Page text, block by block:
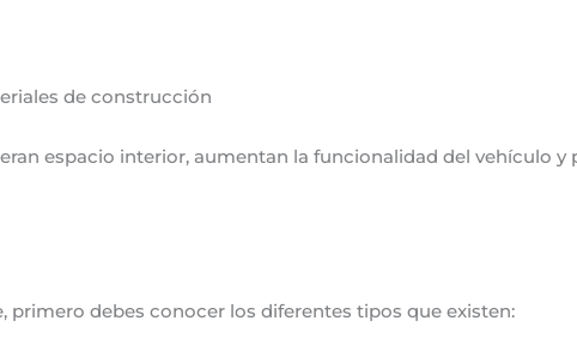
de construcción
espacio interior, aumentan la funcionalidad del vehículo
primero debes conocer los diferentes tipos que existen: